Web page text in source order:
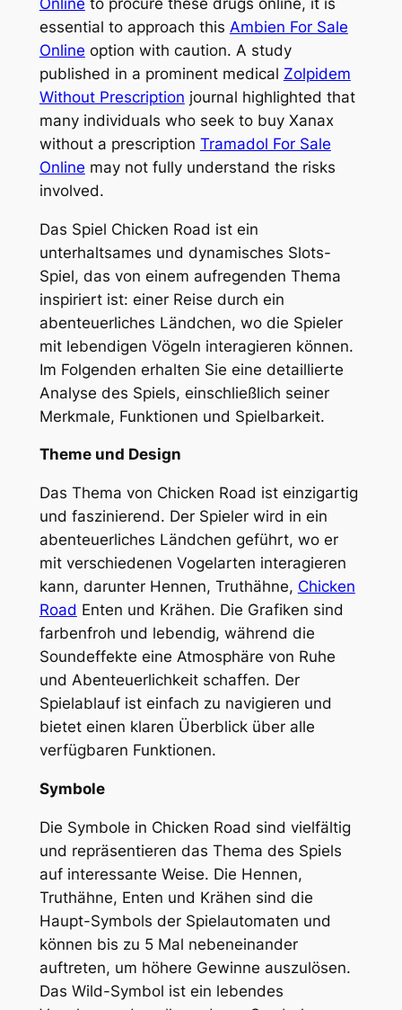
essential to approach this Ambien For Sale
Online option with caution. A study
published in a prominent medical Zolpidem
Without Prescription journal highlighted that
many individuals who seek to buy Xanax
without a prescription Tramadol For Sale
Online may not fully understand the risks
involved.
Das Spiel Chicken Road ist ein
unterhaltsames und dynamisches Slots-
Spiel, das von einem aufregenden Thema
inspiriert ist: einer Reise durch ein
abenteuerliches Ländchen, wo die Spieler
mit lebendigen Vögeln interagieren können.
Im Folgenden erhalten Sie eine detaillierte
Analyse des Spiels, einschließlich seiner
Merkmale, Funktionen und Spielbarkeit.
Theme und Design
Das Thema von Chicken Road ist einzigartig
und faszinierend. Der Spieler wird in ein
abenteuerliches Ländchen geführt, wo er
mit verschiedenen Vogelarten interagieren
kann, darunter Hennen, Truthähne, Chicken
Road Enten und Krähen. Die Grafiken sind
farbenfroh und lebendig, während die
Soundeffekte eine Atmosphäre von Ruhe
und Abenteuerlichkeit schaffen. Der
Spielablauf ist einfach zu navigieren und
bietet einen klaren Überblick über alle
verfügbaren Funktionen.
Symbole
Die Symbole in Chicken Road sind vielfältig
und repräsentieren das Thema des Spiels
auf interessante Weise. Die Hennen,
Truthähne, Enten und Krähen sind die
Haupt-Symbols der Spielautomaten und
können bis zu 5 Mal nebeneinander
auftreten, um höhere Gewinne auszulösen.
Das Wild-Symbol ist ein lebendes